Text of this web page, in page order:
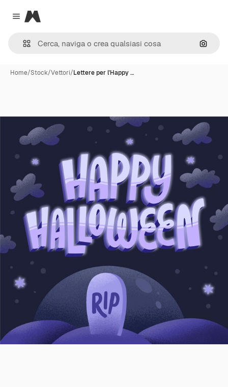
Close menu
Magnific
Cerca
Home/Stock/Vettori/Lettere per l'Happy …